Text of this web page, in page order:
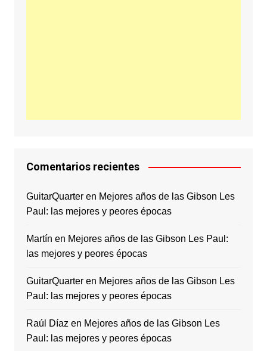
Comentarios recientes
GuitarQuarteren Mejores años de las Gibson Les
Paul: las mejores y peores épocas
Martín en Mejores años de las Gibson Les Paul:
las mejores y peores épocas
GuitarQuarteren Mejores años de las Gibson Les
Paul: las mejores y peores épocas
Raúl Díaz en Mejores años de las Gibson Les
Paul: las mejores y peores épocas